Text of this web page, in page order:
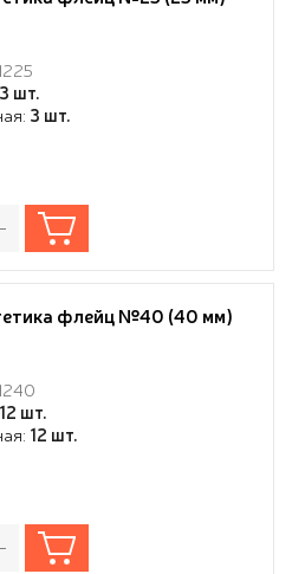
шт.
3 шт.
флейц №40 (40 мм)
шт.
12 шт.